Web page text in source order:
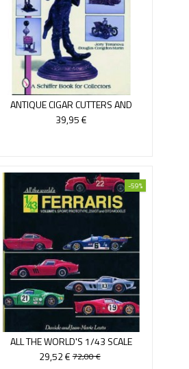
ANTIQUE CIGAR CUTTERS AND
LIGHTERS
39,95 €
-59%
ALL THE WORLD'S 1/43 SCALE
FERRARIS, VOL.1
29,52 €72,00 €